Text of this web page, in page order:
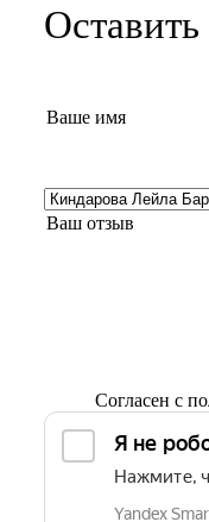
Согласен с